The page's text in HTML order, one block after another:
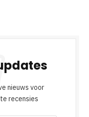
nieuws voor
recensies